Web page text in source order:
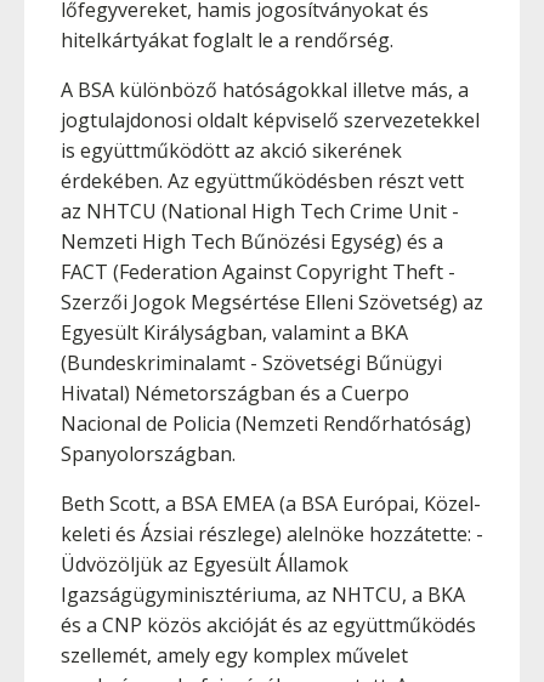
lőfegyvereket, hamis jogosítványokat és
hitelkártyákat foglalt le a rendőrség.
A BSA különböző hatóságokkal illetve más, a
jogtulajdonosi oldalt képviselő szervezetekkel
is együttműködött az akció sikerének
érdekében. Az együttműködésben részt vett
az NHTCU (National High Tech Crime Unit -
Nemzeti High Tech Bűnözési Egység) és a
FACT (Federation Against Copyright Theft -
Szerzői Jogok Megsértése Elleni Szövetség) az
Egyesült Királyságban, valamint a BKA
(Bundeskriminalamt - Szövetségi Bűnügyi
Hivatal) Németországban és a Cuerpo
Nacional de Policia (Nemzeti Rendőrhatóság)
Spanyolországban.
Beth Scott, a BSA EMEA (a BSA Európai, Közel-
keleti és Ázsiai részlege) alelnöke hozzátette: -
Üdvözöljük az Egyesült Államok
Igazságügyminisztériuma, az NHTCU, a BKA
és a CNP közös akcióját és az együttműködés
szellemét, amely egy komplex művelet